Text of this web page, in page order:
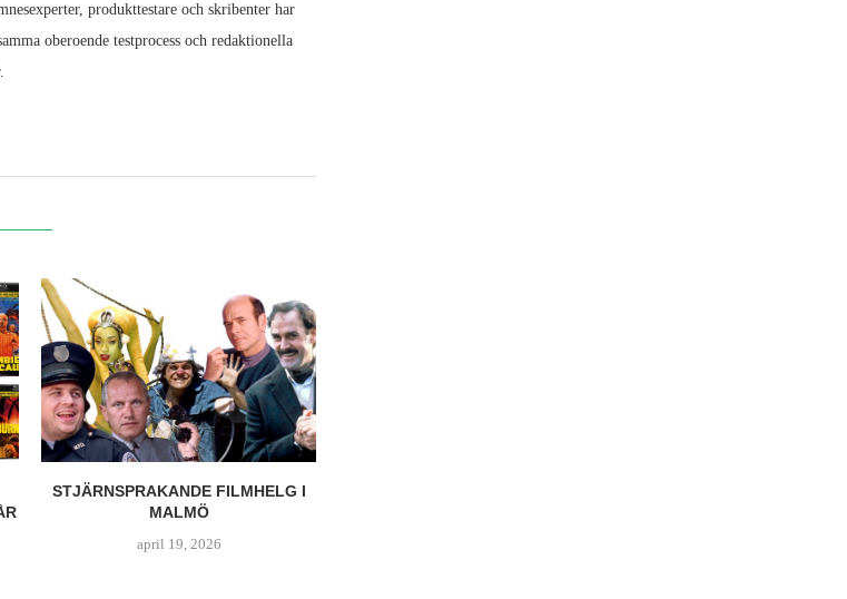
produkttestare och skribenter har
oberoende testprocess och redaktionella
STJÄRNSPRAKANDE FILMHELG I
MALMÖ
april 19, 2026